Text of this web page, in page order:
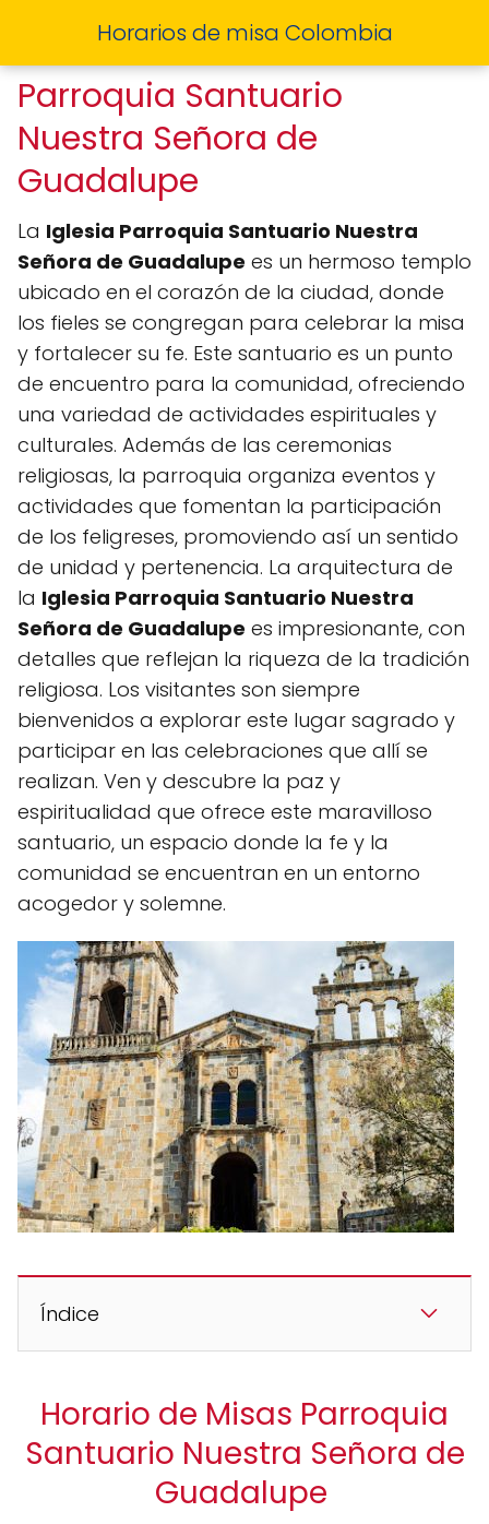
Horarios de misa Colombia
Parroquia Santuario
Nuestra Señora de
Guadalupe
La Iglesia Parroquia Santuario Nuestra
Señora de Guadalupe es un hermoso templo
ubicado en el corazón de la ciudad, donde
los fieles se congregan para celebrar la misa
y fortalecer su fe. Este santuario es un punto
de encuentro para la comunidad, ofreciendo
una variedad de actividades espirituales y
culturales. Además de las ceremonias
religiosas, la parroquia organiza eventos y
actividades que fomentan la participación
de los feligreses, promoviendo así un sentido
de unidad y pertenencia. La arquitectura de
la Iglesia Parroquia Santuario Nuestra
Señora de Guadalupe es impresionante, con
detalles que reflejan la riqueza de la tradición
religiosa. Los visitantes son siempre
bienvenidos a explorar este lugar sagrado y
participar en las celebraciones que allí se
realizan. Ven y descubre la paz y
espiritualidad que ofrece este maravilloso
santuario, un espacio donde la fe y la
comunidad se encuentran en un entorno
acogedor y solemne.
Índice
Horario de Misas Parroquia
Santuario Nuestra Señora de
Guadalupe